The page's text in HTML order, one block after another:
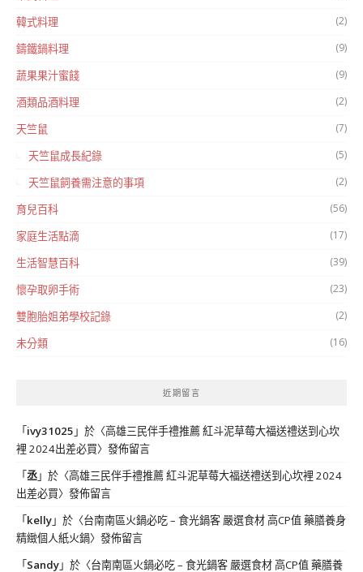
韓式料理 (2)
鑄鐵鍋料理 (9)
蔬果果汁蜜餞 (9)
酒類品酒料理 (2)
天竺鼠 (7)
天竺鼠成長紀錄 (5)
天竺鼠飼養需注意的事項 (2)
育兒百科 (56)
家庭生活點滴 (17)
生活智慧百科 (39)
懷孕取卵手術 (23)
雙胞胎姐弟學校記錄 (2)
未分類 (16)
近期留言
「 ivy31025 」於〈高雄三民伴手禮推薦 紅斗泥草莓大福送禮送到心坎
裡 2024出差必買〉發佈留言
「丞」於〈高雄三民伴手禮推薦 紅斗泥草莓大福送禮送到心坎裡 2024
出差必買〉發佈留言
「 kelly」於〈台南南區火鍋必吃 – 食光鍋客 嚴選食材 高CP值 藥膳養身
精緻個人紙火鍋〉發佈留言
「 Sandy」於〈台南南區火鍋必吃 – 食光鍋客 嚴選食材 高CP值 藥膳養